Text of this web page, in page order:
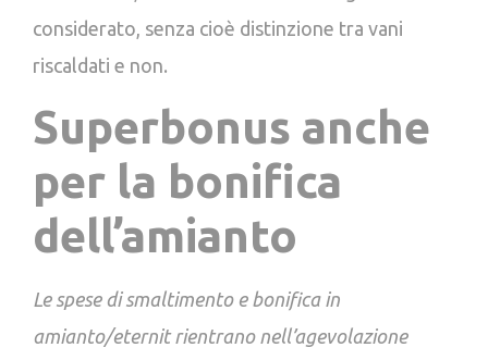
considerato, senza cioè distinzione tra vani
riscaldati e non.
Superbonus anche
per la bonifica
dell’amianto
Le spese di smaltimento e bonifica in
amianto/eternit rientrano nell’agevolazione